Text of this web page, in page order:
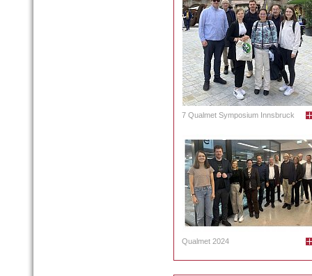
7 Qualmet Symposium Innsbruck
Qualmet 2024